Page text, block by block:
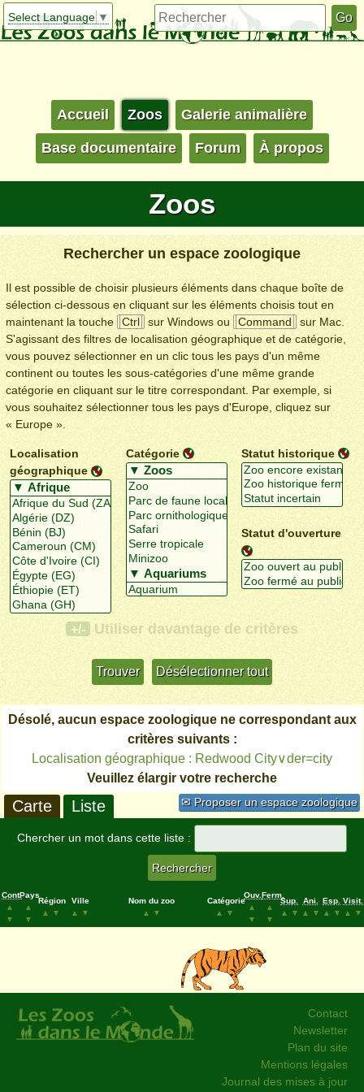
Select Language ▼
Accueil Zoos Galerie animalière
Base documentaire Forum À propos
Zoos
Rechercher un espace zoologique
Il est possible de choisir plusieurs éléments dans chaque boîte de
sélection ci-dessous en cliquant sur les éléments choisis tout en
maintenant la touche
Ctrl sur Windows ou Command
sur Mac.
S'agissant des filtres de localisation géographique et de catégorie,
vous pouvez sélectionner en un clic tous les pays d'un même
continent ou toutes les sous-catégories d'une même grande
catégorie en cliquant sur le titre correspondant. Par exemple, si
vous souhaitez sélectionner tous les pays d'Europe, cliquez sur
« Europe ».
Localisation
géographique
Catégorie Statut historique
Statut d'ouverture
+/- Utiliser davantage de critères
Désolé, aucun espace zoologique ne correspondant aux
critères suivants :
Localisation géographique : Redwood City∨der=city
Veuillez élargir votre recherche
✉ Proposer un espace zoologique
Carte Liste
Chercher un mot dans cette liste :
Cont.
▲
▼
Pays
▲
▼
Région
▲
▼
Ville
▲
▼
Nom du zoo
▲
▼
Catégorie
▲
▼
Ouv.
▲
▼
Ferm.
▲
▼
Sup.
▲
▼
Ani.
▲
▼
Esp.
▲
▼
Visit.
▲
▼
Contact
Newsletter
Plan du site
Mentions légales
Journal des mises à jour